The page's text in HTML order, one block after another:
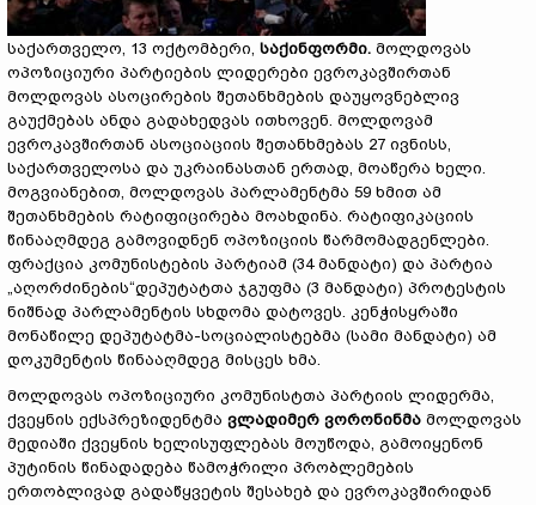
საქართველო, 13 ოქტომბერი, საქინფორმი. მოლდოვას
ოპოზიციური პარტიების ლიდერები ევროკავშირთან
მოლდოვას ასოცირების შეთანხმების დაუყოვნებლივ
გაუქმებას ანდა გადახედვას ითხოვენ. მოლდოვამ
ევროკავშირთან ასოციაციის შეთანხმებას 27 ივნისს,
საქართველოსა და უკრაინასთან ერთად, მოაწერა ხელი.
მოგვიანებით, მოლდოვას პარლამენტმა 59 ხმით ამ
შეთანხმების რატიფიცირება მოახდინა. რატიფიკაციის
წინააღმდეგ გამოვიდნენ ოპოზიციის წარმომადგენლები.
ფრაქცია კომუნისტების პარტიამ (34 მანდატი) და პარტია
„აღორძინების“დეპუტატთა ჯგუფმა (3 მანდატი) პროტესტის
ნიშნად პარლამენტის სხდომა დატოვეს. კენჭისყრაში
მონაწილე დეპუტატმა-სოციალისტებმა (სამი მანდატი) ამ
დოკუმენტის წინააღმდეგ მისცეს ხმა.
მოლდოვას ოპოზიციური კომუნისტთა პარტიის ლიდერმა,
ქვეყნის ექსპრეზიდენტმა ვლადიმერ ვორონინმა მოლდოვას
მედიაში ქვეყნის ხელისუფლებას მოუწოდა, გამოიყენონ
პუტინის წინადადება წამოჭრილი პრობლემების
ერთობლივად გადაწყვეტის შესახებ და ევროკავშირიდან